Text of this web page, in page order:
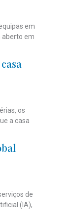
em
aberto em
os
a casa
de
(IA),